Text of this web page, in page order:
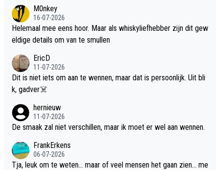
M0nkey
16-07-2026
Helemaal mee eens hoor. Maar als whiskyliefhebber zijn dit gew
eldige details om van te smullen
EricD
11-07-2026
Dit is niet iets om aan te wennen, maar dat is persoonlijk. Uit bli
k, gadver☠️
hernieuw
11-07-2026
De smaak zal niet verschillen, maar ik moet er wel aan wennen.
FrankErkens
06-07-2026
Tja, leuk om te weten... maar of veel mensen het gaan zien... me